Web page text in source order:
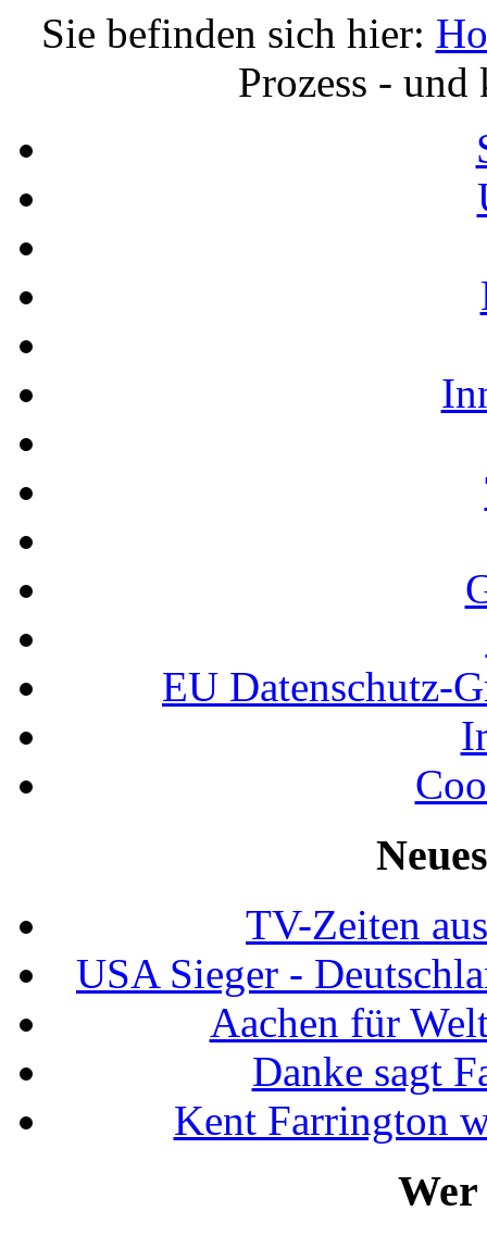
Sie befinden sich hier:
Prozess -
EU Datenschutz-
TV-Zeiten
USA Sieger -
Aachen für
Danke sagt
Kent Farrington